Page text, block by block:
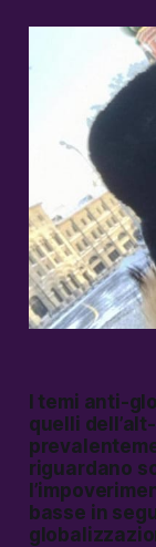
I temi anti-
quelli
riguardano
basse in